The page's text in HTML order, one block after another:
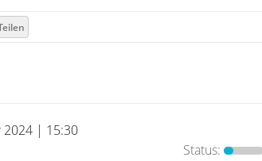
2024 | 15:30
Status: